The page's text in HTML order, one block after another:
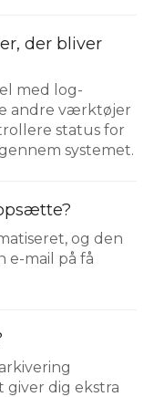
der bliver
med log-
andre værktøjer
status for
systemet.
og den
e-mail på få
giver dig ekstra